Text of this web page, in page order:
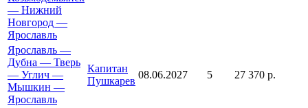
— Нижний
Новгород —
Ярославль
Ярославль —
Дубна — Тверь
— Углич —
Мышкин —
Ярославль
Капитан
Пушкарев
08.06.2027 5 27 370 р.